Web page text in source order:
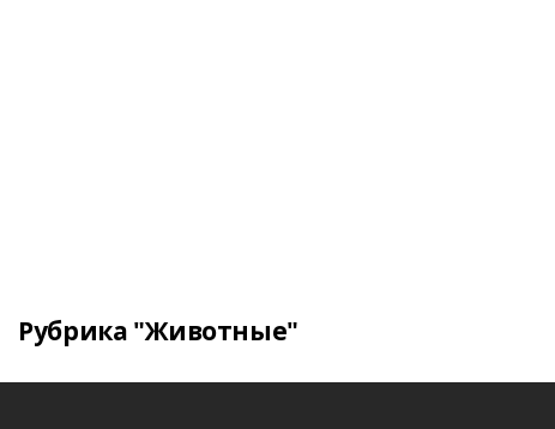
Рубрика "Животные"